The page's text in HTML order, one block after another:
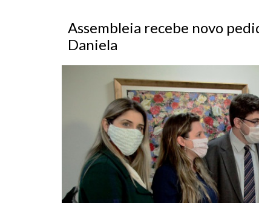
Assembleia recebe novo
Daniela